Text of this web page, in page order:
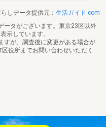
しデータ提供元： 生活ガイド.com
ータがございます。東京23区以外
示しています。
すが、調査後に変更がある場合が
役所までお問い合わせいただく